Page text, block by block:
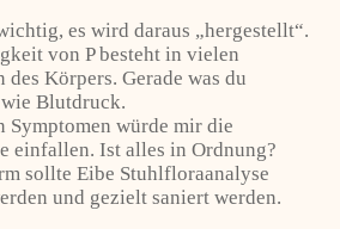
es wird daraus „hergestellt“.
von P besteht in vielen
des Körpers. Gerade was du
Blutdruck.
Symptomen würde mir die
einfallen. Ist alles in Ordnung?
sollte Eibe Stuhlfloraanalyse
und gezielt saniert werden.